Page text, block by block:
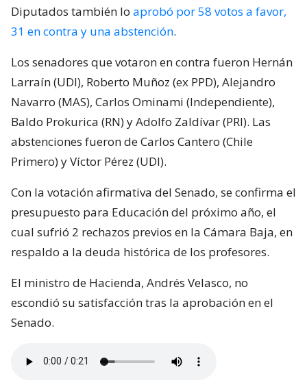
Diputados también lo aprobó por 58 votos a favor,
31 en contra y una abstención.
Los senadores que votaron en contra fueron Hernán
Larraín (UDI), Roberto Muñoz (ex PPD), Alejandro
Navarro (MAS), Carlos Ominami (Independiente),
Baldo Prokurica (RN) y Adolfo Zaldívar (PRI). Las
abstenciones fueron de Carlos Cantero (Chile
Primero) y Víctor Pérez (UDI).
Con la votación afirmativa del Senado, se confirma el
presupuesto para Educación del próximo año, el
cual sufrió 2 rechazos previos en la Cámara Baja, en
respaldo a la deuda histórica de los profesores.
El ministro de Hacienda, Andrés Velasco, no
escondió su satisfacción tras la aprobación en el
Senado.